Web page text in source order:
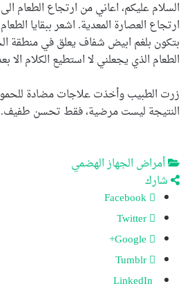
السلام عليكم، اعاني من ارتجاع الطعام
ارتجاع العصارة المعدية. اشعر ببقايا
بتكون بلغم ابيض شفاف يعلق في منطقة
الطعام الذي يجعلني لا استطيع الكلام الا
زرت الطبيب وأخذت علاجات مضادة
النتيجة ليست مرضية، فقط تحسن
أمراض الجهاز الهضمي
شارك